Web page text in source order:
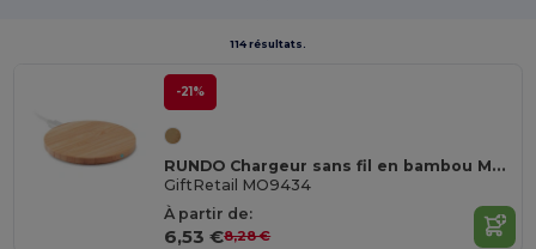
114 résultats.
-21%
RUNDO Chargeur sans fil en bambou MO9434
GiftRetail MO9434
À partir de:
6,53 €8,28 €